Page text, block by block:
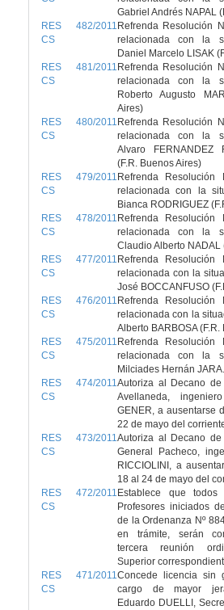
Gabriel Andrés NAPAL
RES 482/2011
CS
Refrenda Resolución
relacionada con la
Daniel Marcelo LISAK
RES 481/2011
CS
Refrenda Resolución
relacionada con la
Roberto Augusto
Aires)
RES 480/2011
CS
Refrenda Resolución
relacionada con la
Alvaro FERNANDEZ
(F.R. Buenos Aires)
RES 479/2011
CS
Refrenda
relacionada con la
Bianca RODRIGUEZ
RES 478/2011
CS
Refrenda
relacionada con la
Claudio Alberto NADAL
RES 477/2011
CS
Refrenda
relacionada con la
José BOCCANFUSO
RES 476/2011
CS
Refrenda
relacionada con la
Alberto BARBOSA
RES 475/2011
CS
Refrenda
relacionada con la
Milciades Hernán
RES 474/2011
CS
Autoriza al Decano
Avellaneda,
GENER, a ausentarse
22 de mayo del
RES 473/2011
CS
Autoriza al Decano
General Pacheco,
RICCIOLINI, a
18 al 24 de mayo del
RES 472/2011
CS
Establece que
Profesores iniciados
de la Ordenanza Nº
en trámite, serán
tercera reunión
Superior
RES 471/2011
CS
Concede licencia sin
cargo de mayor
Eduardo DUELLI,